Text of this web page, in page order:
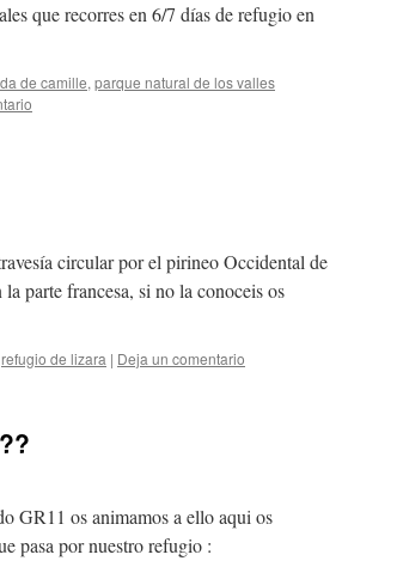
que recorres en 6/7 días de refugio en
de camille, parque natural de los valles
circular por el pirineo Occidental de
parte francesa, si no la conoceis os
refugio de lizara | Deja un comentario
GR11 os animamos a ello aqui os
pasa por nuestro refugio :